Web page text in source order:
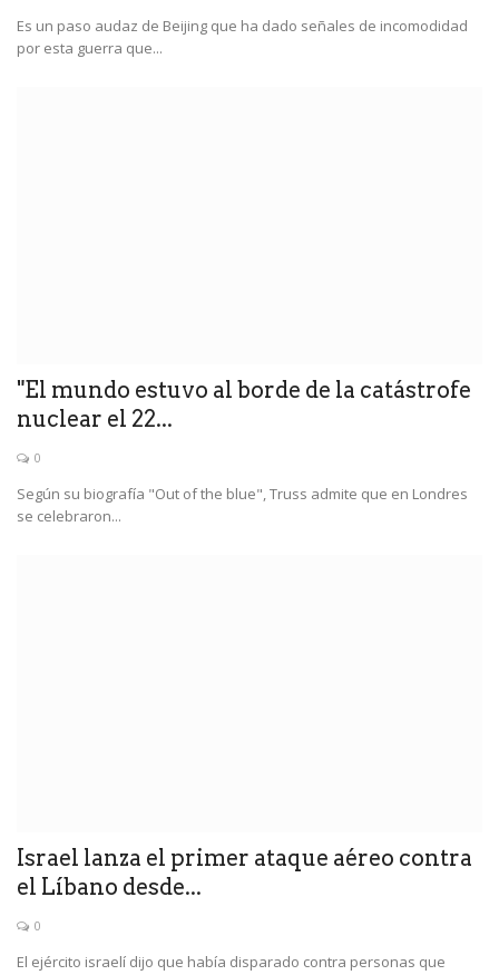
Es un paso audaz de Beijing que ha dado señales de incomodidad
por esta guerra que...
"El mundo estuvo al borde de la catástrofe
nuclear el 22...
0
Según su biografía "Out of the blue", Truss admite que en Londres
se celebraron...
Israel lanza el primer ataque aéreo contra
el Líbano desde...
0
El ejército israelí dijo que había disparado contra personas que